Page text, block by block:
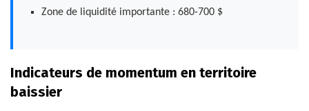
Zone de liquidité importante : 680-700 $
Indicateurs de momentum en territoire
baissier